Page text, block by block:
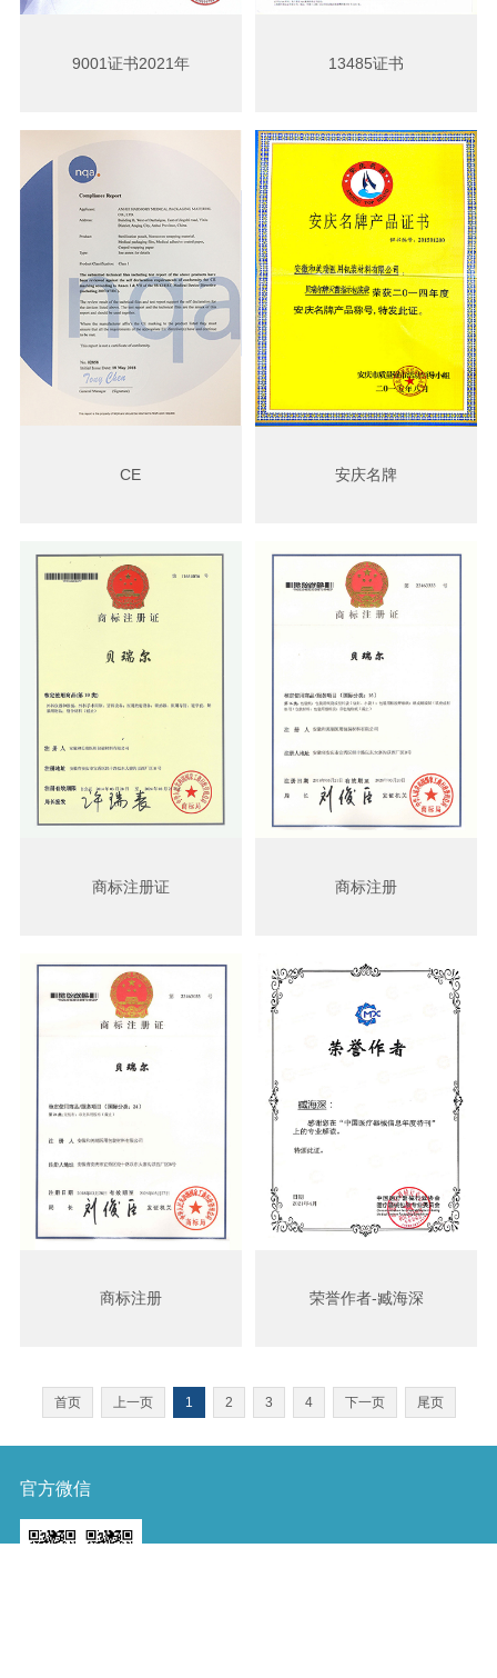
9001证书2021年 13485证书
CE 安庆名牌
商标注册证 商标注册
商标注册 荣誉作者-臧海深
首页 上一页 1 2 3 4 下一页 尾页
官方微信